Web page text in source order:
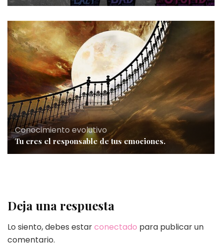
Conocimiento evolutivo
Tu eres el responsable de tus emociones.
Deja una respuesta
Lo siento, debes estarconectado para publicar un
comentario.